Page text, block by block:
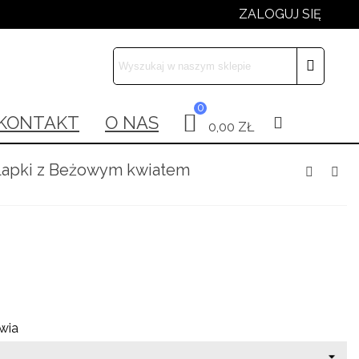
list
ZALOGUJ SIĘ
O NAS
0
0,00 ZŁ
z Beżowym kwiatem